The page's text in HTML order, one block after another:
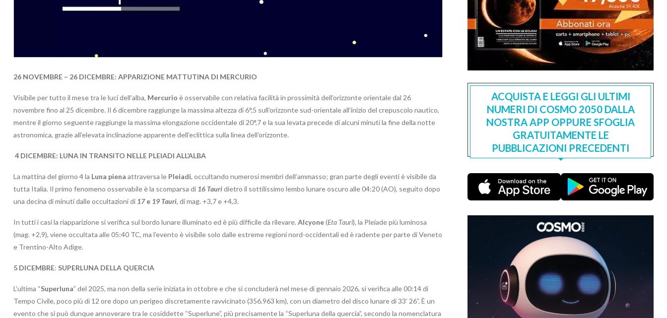
26 NOVEMBRE – 26 DICEMBRE: APPARIZIONE MATTUTINA DI MERCURIO
Visibile per tutto il mese tra le luci dell’alba, Mercurio è osservabile con relativa facilità in prossimità dell’orizzonte orientale dal 26
novembre fino al 25 dicembre. Il 6 dicembre raggiunge la massima altezza di 6°,5 sull’orizzonte sud-orientale all’inizio del crepuscolo nautico,
mentre il giorno seguente raggiunge la massima elongazione occidentale di 20°,7 e la sua levata precede di alcuni minuti la fine della notte
astronomica, grazie all’elevata inclinazione apparente dell’eclittica sulla linea dell’orizzonte.
4 DICEMBRE: LUNA IN TRANSITO NELLE PLEIADI ALL’ALBA
La mattina del giorno 4 la Luna piena attraversa le Pleiadi, occultando numerosi membri dell’ammasso; gran parte degli eventi è visibile da
tutta Italia. Il primo fenomeno osservabile è la scomparsa di 16 Tauridietro il sottilissimo lembo lunare oscuro alle 04:20 (AO), seguito dopo
una decina di minuti dalle occultazioni di 17e 19 Tauri, di mag. +3,7 e +4,3.
In tutti i casi la riapparizione si verifica sul bordo lunare illuminato ed è più difficile da rilevare. Alcyone(Eta Tauri), la Pleiade più luminosa
(mag. +2,9), viene occultata alle 05:40 TC, ma l’evento è visibile solo dalle estreme regioni nord-occidentali ed è radente per parte di Veneto
e Trentino-Alto Adige.
5 DICEMBRE: SUPERLUNA DELLA QUERCIA
L’ultima “Superluna” del 2025, ma non della serie iniziata in ottobre e che si concluderà nel mese di gennaio 2026, si verifica alle 00:14 di
Tempo Civile, poco più di 12 ore dopo un perigeo discretamente ravvicinato (356.963 km), con un diametro del disco lunare di 33’ 26”. È un
evento che si può dunque annoverare tra le cosiddette “Superlune”, più precisamente la “Superluna della quercia”, secondo la nomenclatura
ACQUISTA E LEGGI GLI ULTIMI
NUMERI DI COSMO 2050 DALLA
NOSTRA APP OPPURE SFOGLIA
GRATUITAMENTE LE
PUBBLICAZIONI PRECEDENTI